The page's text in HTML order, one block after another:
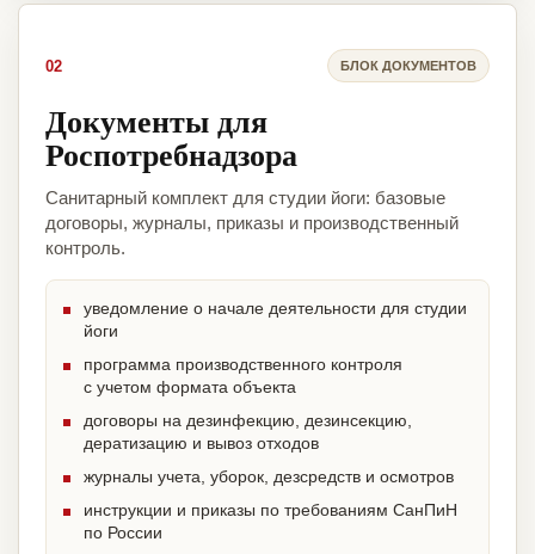
02 БЛОК ДОКУМЕНТОВ
Документы для
Роспотребнадзора
Санитарный комплект для студии йоги: базовые
договоры, журналы, приказы и производственный
контроль.
уведомление о начале деятельности для студии
йоги
программа производственного контроля
с учетом формата объекта
договоры на дезинфекцию, дезинсекцию,
дератизацию и вывоз отходов
журналы учета, уборок, дезсредств и осмотров
инструкции и приказы по требованиям СанПиН
по России